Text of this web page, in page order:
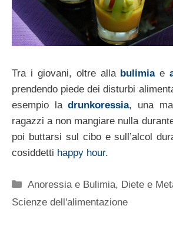
Tra i giovani, oltre alla bulimiae
prendendo piede dei disturbi
esempio ladrunkoressia, una
ragazzi a non mangiare nulla
poi buttarsi sul cibo e sull’alcol
cosiddetti happy hour.
Categorie
Anoressia e Bulimia, Diete e
Scienze dell'alimentazione